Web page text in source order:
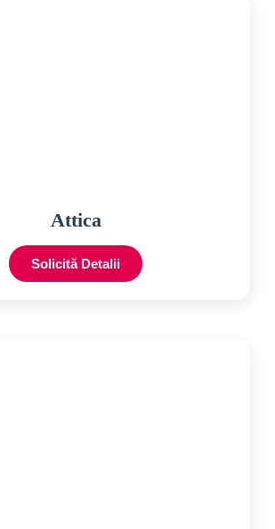
Attica
Solicită Detalii